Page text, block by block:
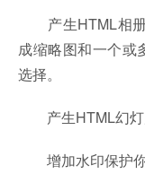
产生HTML相册
成缩略图和一个或
选择。
产生HTML幻灯
增加水印保护你